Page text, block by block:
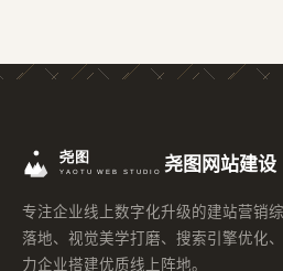
尧图网站建设
专注企业线上数字化升级的建站营销
落地、视觉美学打磨、搜索引擎优化
力企业搭建优质线上阵地。